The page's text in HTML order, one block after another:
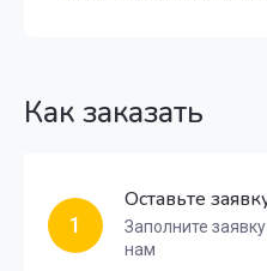
Как заказать
1
Оставьте
Заполните
нам